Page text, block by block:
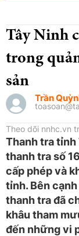
Tây Ninh
trong
sản
Trần
Theo dõi nnhc.vn
Thanh tra tỉnh
thanh tra số
cấp phép và
tỉnh. Bên
thanh tra đã
khâu tham
đến những vi